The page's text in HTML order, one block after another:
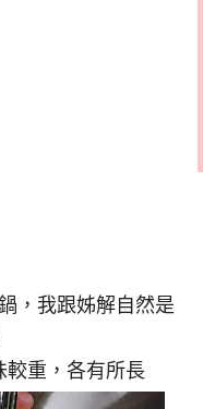
，我跟姊解自然是
重，各有所長